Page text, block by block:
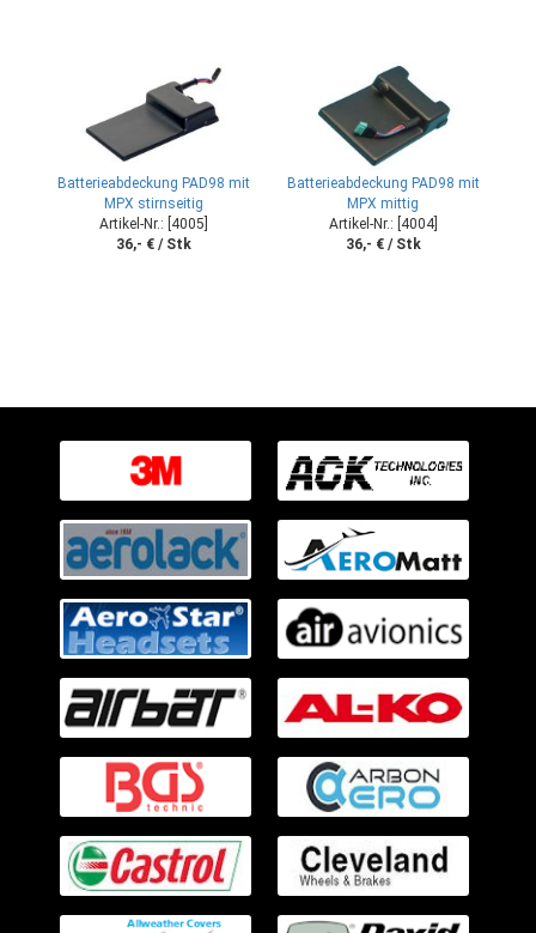
Batterieabdeckung PAD98 mit
MPX stirnseitig
Artikel-Nr.: [4005]
36,- € / Stk
Batterieabdeckung PAD98 mit
MPX mittig
Artikel-Nr.: [4004]
36,- € / Stk